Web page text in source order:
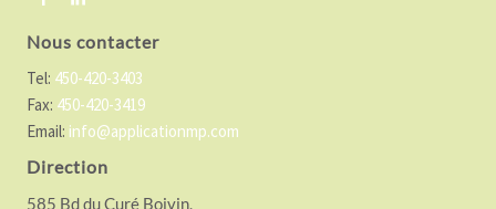
Nous contacter
Tel: 450-420-3403
Fax: 450-420-3419
Email: info@applicationmp.com
Direction
585 Bd du Curé Boivin,